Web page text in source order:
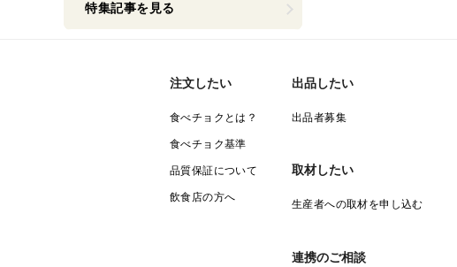
特集記事を見る
注文したい
食べチョクとは？
食べチョク基準
品質保証について
飲食店の方へ
出品したい
出品者募集
取材したい
生産者への取材を申し込む
連携のご相談